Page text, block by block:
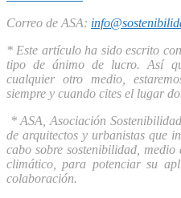
Correo de ASA:
* Este artículo ha sido escrito
tipo de ánimo de lucro. Así
cualquier otro medio,
siempre y cuando cites el lugar
* ASA, Asociación
de arquitectos y urbanistas que
cabo sobre sostenibilidad,
climático, para potenciar su
colaboración.